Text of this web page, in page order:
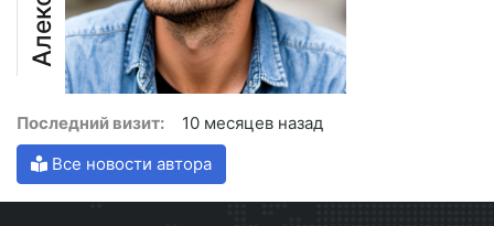
Последний визит:
10 месяцев назад
Все новости автора